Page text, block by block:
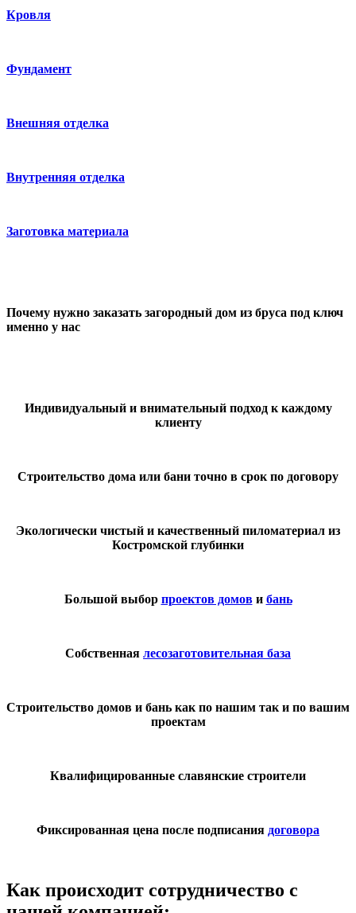
Кровля
Фундамент
Внешняя отделка
Внутренняя отделка
Заготовка материала
Почему нужно заказать загородный дом из бруса под ключ
именно у нас
Индивидуальный и внимательный подход к каждому
клиенту
Строительство дома или бани точно в срок по договору
Экологически чистый и качественный пиломатериал из
Костромской глубинки
Большой выбор проектов домови бань
Собственная лесозаготовительная база
Строительство домов и бань как по нашим так и по вашим
проектам
Квалифицированные славянские строители
Фиксированная цена после подписания договора
Как происходит сотрудничество с